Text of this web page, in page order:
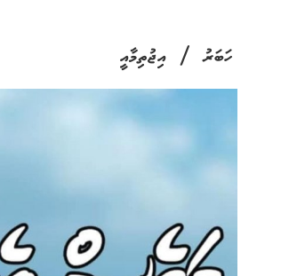
ހަބަރު/ އިޖުތިމާއީ